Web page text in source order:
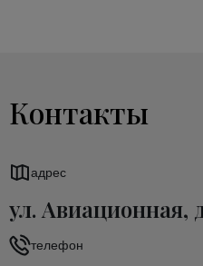
Контакты
адрес
ул. Авиационная,
телефон